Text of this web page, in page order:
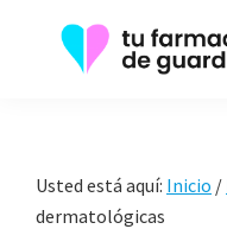
Guardia
información
que
Usted está aquí: Inicio /
dermatológicas